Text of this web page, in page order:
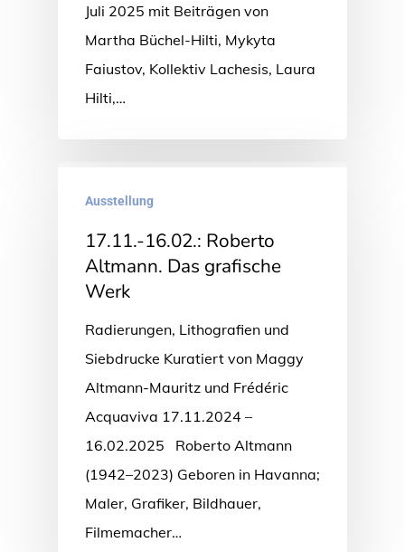
Juli 2025 mit Beiträgen von
Martha Büchel-Hilti, Mykyta
Faiustov, Kollektiv Lachesis, Laura
Hilti,…
Ausstellung
17.11.-16.02.: Roberto
Altmann. Das grafische
Werk
Radierungen, Lithografien und
Siebdrucke Kuratiert von Maggy
Altmann-Mauritz und Frédéric
Acquaviva 17.11.2024 –
16.02.2025 Roberto Altmann
(1942–2023) Geboren in Havanna;
Maler, Grafiker, Bildhauer,
Filmemacher…